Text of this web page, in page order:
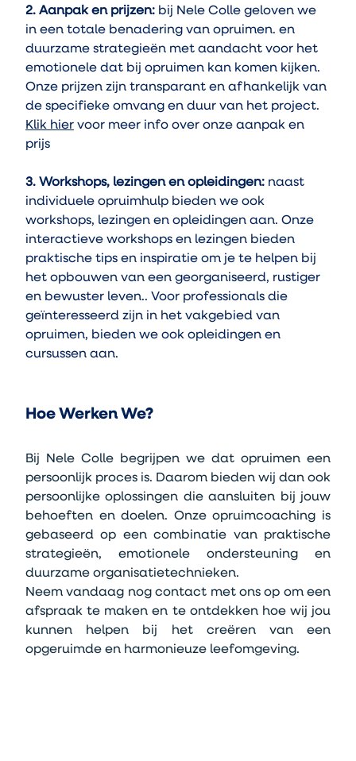
2. Aanpak en prijzen: bij Nele Colle geloven we
in een totale benadering van opruimen. en
duurzame strategieën met aandacht voor het
emotionele dat bij opruimen kan komen kijken.
Onze prijzen zijn transparant en afhankelijk van
de specifieke omvang en duur van het project.
Klik hier voor meer info over onze aanpak en
prijs
3. Workshops, lezingen en opleidingen: naast
individuele opruimhulp bieden we ook
workshops, lezingen en opleidingen aan. Onze
interactieve workshops en lezingen bieden
praktische tips en inspiratie om je te helpen bij
het opbouwen van een georganiseerd, rustiger
en bewuster leven.. Voor professionals die
geïnteresseerd zijn in het vakgebied van
opruimen, bieden we ook opleidingen en
cursussen aan.
Hoe Werken We?
Bij Nele Colle begrijpen we dat opruimen een
persoonlijk proces is. Daarom bieden wij dan ook
persoonlijke oplossingen die aansluiten bij jouw
behoeften en doelen. Onze opruimcoaching is
gebaseerd op een combinatie van praktische
strategieën, emotionele ondersteuning en
duurzame organisatietechnieken.
Neem vandaag nog contact met ons op om een
afspraak te maken en te ontdekken hoe wij jou
kunnen helpen bij het creëren van een
opgeruimde en harmonieuze leefomgeving.